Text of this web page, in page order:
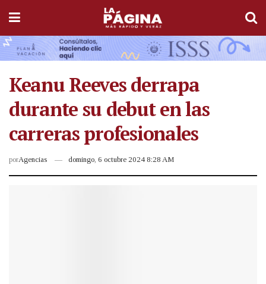
Keanu Reeves derrapa
durante su debut en las
carreras profesionales
porAgencias domingo, 6 octubre 2024 8:28 AM